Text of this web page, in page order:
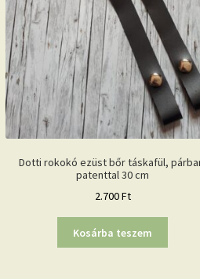
Dotti rokokó ezüst bőr táskafül,
patenttal 30 cm
2.700Ft
Kosárba teszem